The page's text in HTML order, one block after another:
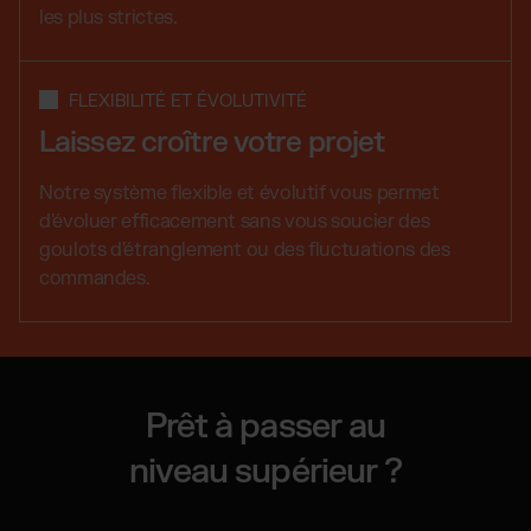
les plus strictes.
FLEXIBILITÉ ET ÉVOLUTIVITÉ
Laissez croître votre projet
Notre système flexible et évolutif vous permet
d'évoluer efficacement sans vous soucier des
goulots d'étranglement ou des fluctuations des
commandes.
Prêt à passer au
niveau supérieur ?